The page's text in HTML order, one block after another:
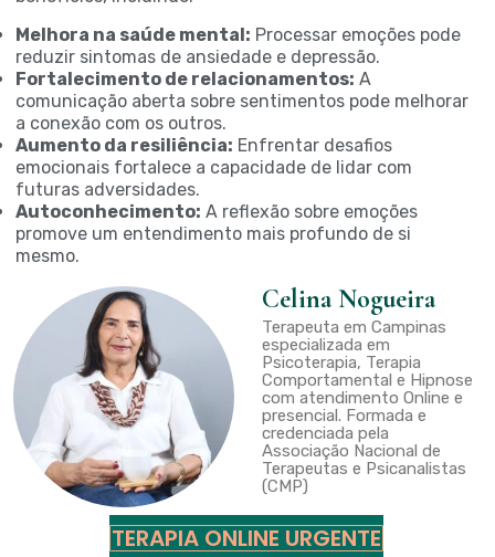
Melhora na saúde mental: Processar emoções pode
reduzir sintomas de ansiedade e depressão.
Fortalecimento de relacionamentos: A
comunicação aberta sobre sentimentos pode melhorar
a conexão com os outros.
Aumento da resiliência: Enfrentar desafios
emocionais fortalece a capacidade de lidar com
futuras adversidades.
Autoconhecimento: A reflexão sobre emoções
promove um entendimento mais profundo de si
mesmo.
Celina Nogueira
Terapeuta em Campinas
especializada em
Psicoterapia, Terapia
Comportamental e Hipnose
com atendimento Online e
presencial. Formada e
credenciada pela
Associação Nacional de
Terapeutas e Psicanalistas
(CMP)
TERAPIA ONLINE URGENTE